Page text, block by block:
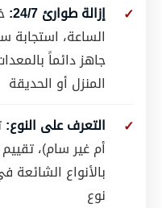
إزالة طوارئ 24/7:
الساعة، استجابة
جاهز دائماً
المنزل أو الحديقة
التعرف على النوع:
أم غير سام)،
بالأنواع
نوع